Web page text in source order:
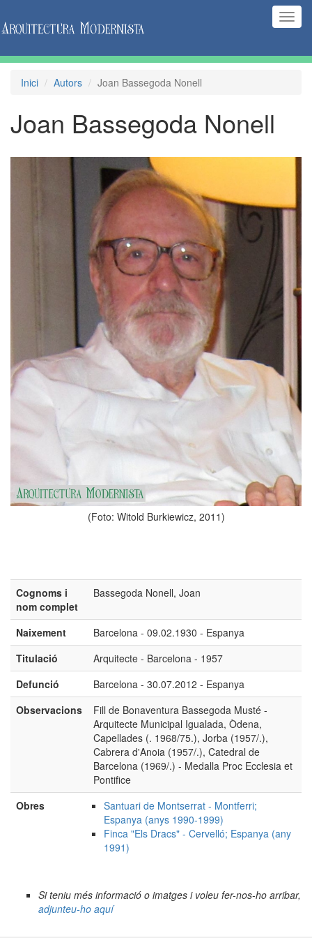
Inici Autors Joan Bassegoda Nonell
Joan Bassegoda Nonell
(Foto: Witold Burkiewicz, 2011)
Cognoms i
nom complet
Bassegoda Nonell, Joan
Naixement
Barcelona - 09.02.1930 - Espanya
Titulació
Arquitecte - Barcelona - 1957
Defunció
Barcelona - 30.07.2012 - Espanya
Observacions
Fill de Bonaventura Bassegoda Musté -
Arquitecte Municipal Igualada, Òdena,
Capellades (. 1968/75.), Jorba (1957/.),
Cabrera d'Anoia (1957/.), Catedral de
Barcelona (1969/.) - Medalla Proc Ecclesia et
Pontifice
Obres
Santuari de Montserrat - Montferri;
Espanya (anys 1990-1999)
Finca "Els Dracs" - Cervelló; Espanya (any
1991)
Si teniu més informació o imatges i voleu fer-nos-ho arribar,
adjunteu-ho aquí